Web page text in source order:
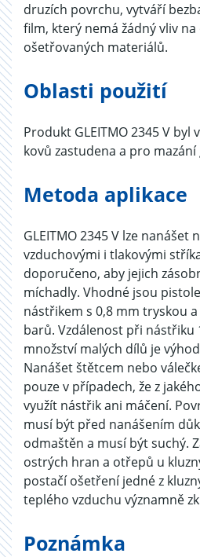
druzích povrchu, vytváří
film, který nemá žádný vliv
ošetřovaných materiálů.
Oblasti použití
Produkt GLEITMO 2345 V
kovů zastudena a pro
Metoda aplikace
GLEITMO 2345 V lze nanášet
vzduchovými i tlakovými
doporučeno, aby jejich
míchadly. Vhodné jsou
nástřikem s 0,8 mm tryskou a
barů. Vzdálenost při nástřiku
množství malých dílů je
Nanášet štětcem nebo
pouze v případech, že z
využít nástřik ani máčení.
musí být před nanášením
odmaštěn a musí být suchý.
ostrých hran a otřepů u
postačí ošetření jedné z
teplého vzduchu významně
Poznámka